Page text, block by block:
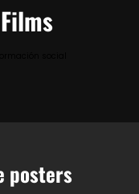
posters